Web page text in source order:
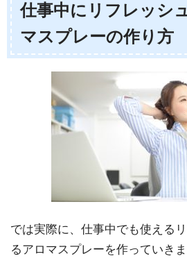
仕事中にリフレッシ
マスプレーの作り方
では実際に、仕事中でも使える
るアロマスプレーを作っていき